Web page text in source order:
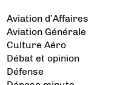
Aviation d’Affaires
Aviation Générale
Culture Aéro
Débat et opinion
Défense